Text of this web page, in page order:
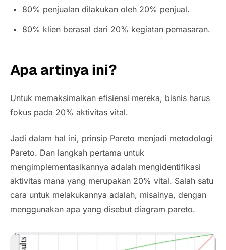
80% penjualan dilakukan oleh 20% penjual.
80% klien berasal dari 20% kegiatan pemasaran.
Apa artinya ini?
Untuk memaksimalkan efisiensi mereka, bisnis harus
fokus pada 20% aktivitas vital.
Jadi dalam hal ini, prinsip Pareto menjadi metodologi
Pareto. Dan langkah pertama untuk
mengimplementasikannya adalah mengidentifikasi
aktivitas mana yang merupakan 20% vital. Salah satu
cara untuk melakukannya adalah, misalnya, dengan
menggunakan apa yang disebut diagram pareto.